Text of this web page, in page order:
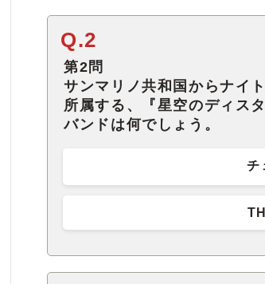
Q.2
第2問
サンマリノ共和国からナイ
所属する、『星空のディス
バンドは何でしょう。
チ